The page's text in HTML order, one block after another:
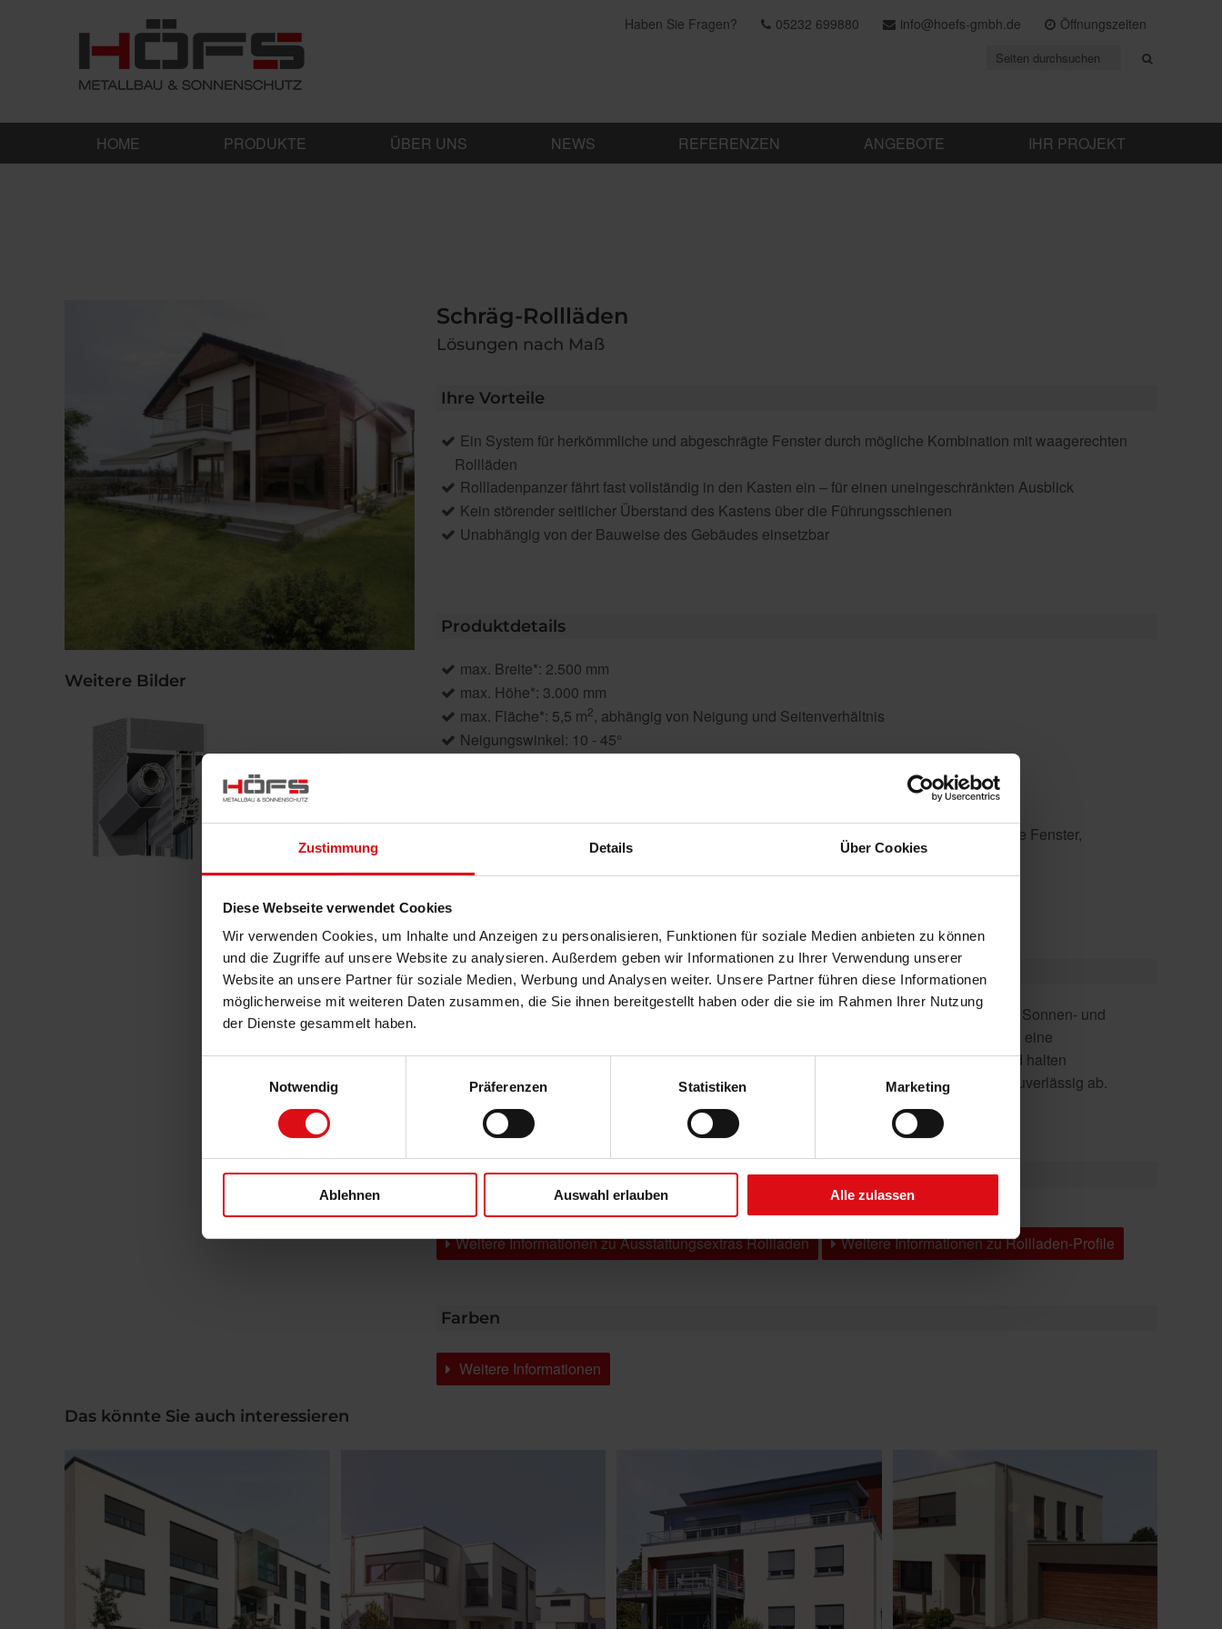
Zustimmung Details Über Cookies
Diese Webseite verwendet Cookies
Wir verwenden Cookies, um Inhalte und Anzeigen zu personalisieren, Funktionen für soziale Medien anbieten zu können
und die Zugriffe auf unsere Website zu analysieren. Außerdem geben wir Informationen zu Ihrer Verwendung unserer
Website an unsere Partner für soziale Medien, Werbung und Analysen weiter. Unsere Partner führen diese Informationen
möglicherweise mit weiteren Daten zusammen, die Sie ihnen bereitgestellt haben oder die sie im Rahmen Ihrer Nutzung
der Dienste gesammelt haben.
Notwendig
Präferenzen Statistiken Marketing
Ablehnen Auswahl erlauben Alle zulassen
Haben Sie Fragen? 05232 699880 info@hoefs-gmbh.de Öffnungszeiten
HOME PRODUKTE ÜBER UNS NEWS REFERENZEN ANGEBOTE IHR PROJEKT
Schräg-Rollläden
Lösungen nach Maß
Ihre Vorteile
Ein System für herkömmliche und abgeschrägte Fenster durch mögliche Kombination mit waagerechten
Rollläden
Rollladenpanzer fährt fast vollständig in den Kasten ein – für einen uneingeschränkten Ausblick
Kein störender seitlicher Überstand des Kastens über die Führungsschienen
Unabhängig von der Bauweise des Gebäudes einsetzbar
Produktdetails
max. Breite*: 2.500 mm
max. Höhe*: 3.000 mm
max. Fläche*: 5,5 m2, abhängig von Neigung und Seitenverhältnis
Neigungswinkel: 10 - 45°
Anwendungsbereiche: Neubau, Sanierung, bei Austausch der Fenster, für abgeschrägte Fenster,
insbesondere im Giebelbereich, in/auf der Laibung
(*Typen- und ausstattungsabhängig)
Produktbeschreibung
Auch schräg kann chic sein. WAREMA Schräg-
Standardlösungen hinausgehen, denn sie lassen sich
auch bei ausgefallener Architektur einbinden – und
erfüllen so besondere Ansprüche. Überall da, wo an
schrägverglasten Fensterfronten Sonnen- und
maßgeschneiderte Lösung – und halten
Sonneneinstrahlung und Hitze zuverlässig ab.
Brillante Extras
Weitere Informationen zu Ausstattungsextras Rollladen Weitere Informationen zu Rollladen-Profile
Farben
Weitere Informationen
Weitere Bilder
Das könnte Sie auch interessieren